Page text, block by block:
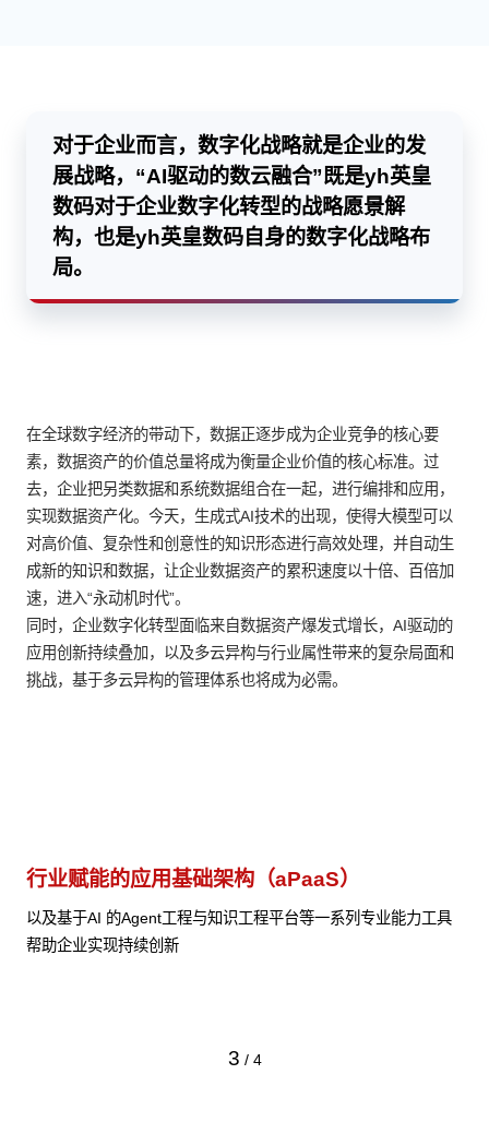
对于企业而言，数字化战略就是企业的发
展战略，“AI驱动的数云融合”既是yh英皇
数码对于企业数字化转型的战略愿景解
构，也是yh英皇数码自身的数字化战略布
局。
在全球数字经济的带动下，数据正逐步成为企业竞争的核心要
素，数据资产的价值总量将成为衡量企业价值的核心标准。过
去，企业把另类数据和系统数据组合在一起，进行编排和应用，
实现数据资产化。今天，生成式AI技术的出现，使得大模型可以
对高价值、复杂性和创意性的知识形态进行高效处理，并自动生
成新的知识和数据，让企业数据资产的累积速度以十倍、百倍加
速，进入“永动机时代”。
同时，企业数字化转型面临来自数据资产爆发式增长，AI驱动的
应用创新持续叠加，以及多云异构与行业属性带来的复杂局面和
挑战，基于多云异构的管理体系也将成为必需。
云原生就绪开发工具与技术组件（PaaS）
和面向AI的底层公共基础设施资源（IaaS）
在基础设施层面，基于商业或开源的云原生就绪开发工具与技术
4 / 4